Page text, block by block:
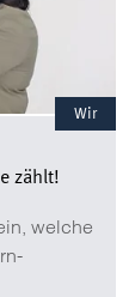
Wir
zählt!
welche